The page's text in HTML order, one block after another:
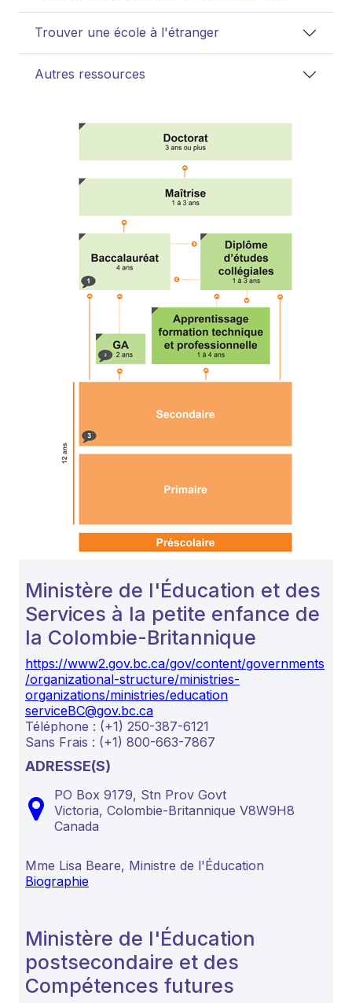
Trouver une école à l'étranger
Autres ressources
Ministère de l'Éducation et des
Services à la petite enfance de
la Colombie-Britannique
https://www2.gov.bc.ca/gov/content/governments
/organizational-structure/ministries-
organizations/ministries/education
serviceBC@gov.bc.ca
Téléphone : (+1) 250-387-6121
Sans Frais : (+1) 800-663-7867
ADRESSE(S)
PO Box 9179, Stn Prov Govt
Victoria, Colombie-Britannique V8W9H8
Canada
Mme Lisa Beare, Ministre de l'Éducation
Biographie
Ministère de l'Éducation
postsecondaire et des
Compétences futures